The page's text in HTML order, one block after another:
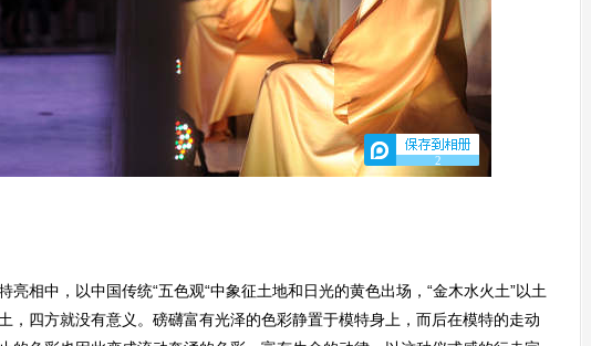
2
相中，以中国传统“五色观“中象征土地和日光的黄色出场，“金木水火土”以土
，四方就没有意义。磅礴富有光泽的色彩静置于模特身上，而后在模特的走动
动物系恋人啊 | 钟欣潼体验爱情哲学